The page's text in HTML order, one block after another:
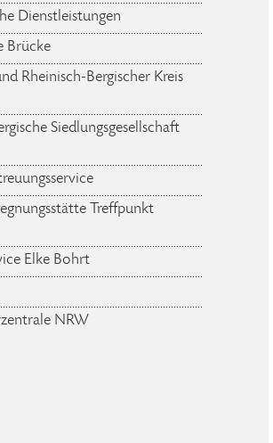
Dienstleistungen
Brücke
Rheinisch-Bergischer Kreis
Siedlungsgesellschaft
Treffpunkt
Elke Bohrt
NRW